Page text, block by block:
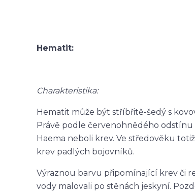
Hematit:
Charakteristika:
Hematit může být stříbřitě-šedý s
Právě podle červenohnědého
Haema neboli krev. Ve středověku
krev padlých bojovníků.
Výraznou barvu připomínající krev či
vody malovali po stěnách jeskyní.